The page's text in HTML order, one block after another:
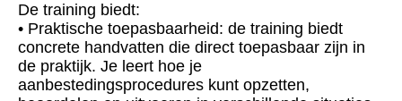
De training biedt:
• Praktische toepasbaarheid: de training biedt
concrete handvatten die direct toepasbaar zijn in
de praktijk. Je leert hoe je
aanbestedingsprocedures kunt opzetten,